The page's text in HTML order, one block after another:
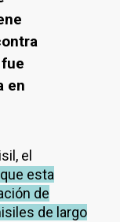
en
el
esta
de
de largo